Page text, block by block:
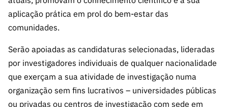
digitais da
Denúncia
s
Apoios
PRR –
aplicação prática em prol do bem-estar das
comunidades.
Serão apoiadas as candidaturas selecionadas, lideradas
por investigadores individuais de qualquer nacionalidade
que exerçam a sua atividade de investigação numa
organização sem fins lucrativos – universidades públicas
ou privadas ou centros de investigação com sede em